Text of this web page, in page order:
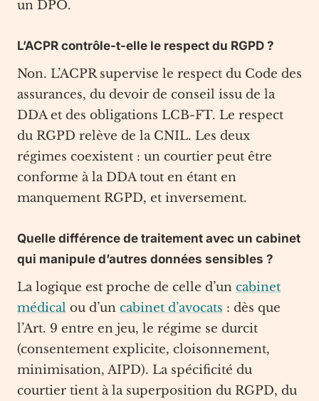
un DPO.
L’ACPR contrôle-t-elle le respect du RGPD ?
Non. L’ACPR supervise le respect du Code des
assurances, du devoir de conseil issu de la
DDA et des obligations LCB-FT. Le respect
du RGPD relève de la CNIL. Les deux
régimes coexistent : un courtier peut être
conforme à la DDA tout en étant en
manquement RGPD, et inversement.
Quelle différence de traitement avec un cabinet
qui manipule d’autres données sensibles ?
La logique est proche de celle d’un cabinet
médical ou d’un cabinet d’avocats : dès que
l’Art. 9 entre en jeu, le régime se durcit
(consentement explicite, cloisonnement,
minimisation, AIPD). La spécificité du
courtier tient à la superposition du RGPD, du